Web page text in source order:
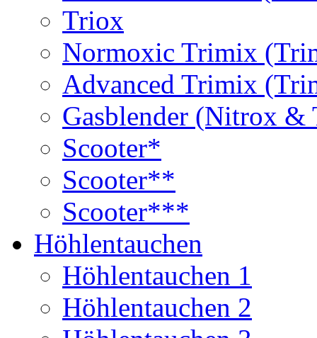
Triox
Normoxic Trimix
Advanced Trimix
Gasblender (Nitrox
Scooter*
Scooter**
Scooter***
Höhlentauchen
Höhlentauchen 1
Höhlentauchen 2